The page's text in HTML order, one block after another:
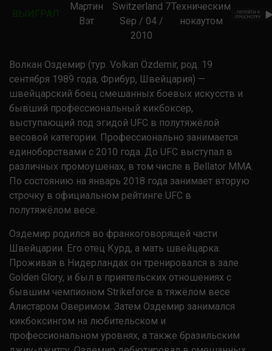
ВЫИГРАЛ
Мартин
Вэт
Switzerland 7
Sep / 04 /
2010
Техническим
нокаутом
Волкан Оздемир (тур. Volkan Özdemir, род. 19
сентября 1989 года, Фрибур, Швейцария) —
швейцарский боец смешанных боевых искусств и
бывший профессиональный кикбоксер,
выступающий под эгидой UFC в полутяжёлой
весовой категории. Профессионально занимается
единоборствами с 2010 года. До UFC выступал в
различных промоушенах, в том числе в Bellator MMA.
По состоянию на январь 2018 года занимает вторую
строчку в официальном рейтинге UFC в
полутяжёлом весе.
Оздемир родился во франкоговорящей части
Швейцарии. Его отец Курд, а мать швейцарка.
Проживая в Нидерландах он тренировался в зале
Golden Glory, и был в приятельских отношениях с
бывшим чемпионом Strikeforce в тяжёлом весе
Алистаром Оверимом. Затем Оздемир занимался
кикбоксингом на любительском и
профессиональном уровнях, а также бразильским